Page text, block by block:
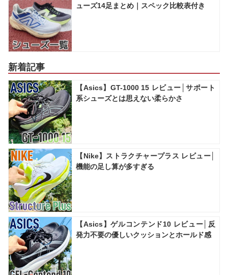
ューズ14足まとめ｜スペック比較表付き
新着記事
【Asics】GT-1000 15 レビュー│サポート
系シューズとは思えない柔らかさ
【Nike】ストラクチャープラス レビュー│
機能の足し算が多すぎる
【Asics】ゲルコンテンド10 レビュー│反
発力不要の優しいクッションとホールド感